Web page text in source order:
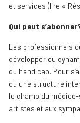
et services (lire «
Qui peut
Les professionnels
développer ou
du handicap. Pour
ou une structure
le champ du
artistes et aux